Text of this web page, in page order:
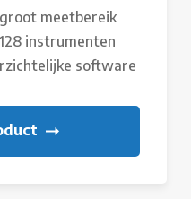
meetbereik
instrumenten
software